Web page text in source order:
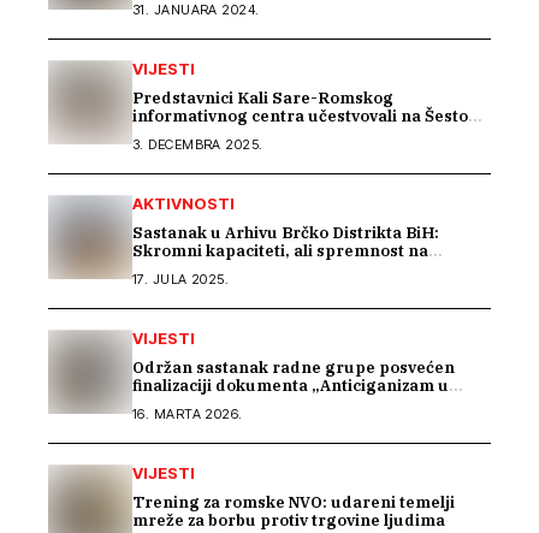
31. JANUARA 2024.
VIJESTI
Predstavnici Kali Sare-Romskog
informativnog centra učestvovali na Šestom
3. DECEMBRA 2025.
AKTIVNOSTI
Sastanak u Arhivu Brčko Distrikta BiH:
Skromni kapaciteti, ali spremnost na
Kali Sara
17. JULA 2025.
VIJESTI
Održan sastanak radne grupe posvećen
finalizaciji dokumenta „Anticiganizam u
16. MARTA 2026.
VIJESTI
Trening za romske NVO: udareni temelji
mreže za borbu protiv trgovine ljudima